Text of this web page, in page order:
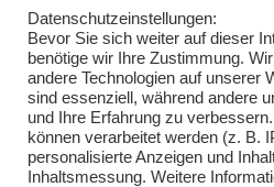
Datenschutzeinstellungen:
Bevor Sie sich weiter auf dieser
benötige wir Ihre Zustimmung.
andere Technologien auf unserer
sind essenziell, während andere
und Ihre Erfahrung zu
können verarbeitet werden (z. B.
personalisierte Anzeigen und
Inhaltsmessung. Weitere